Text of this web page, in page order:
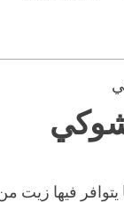
فيها زيت